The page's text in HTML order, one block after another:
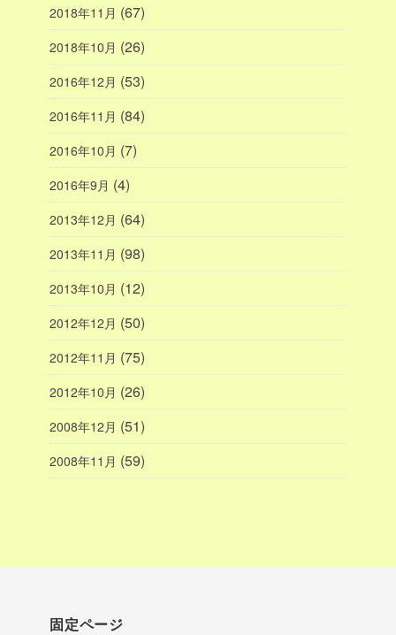
2018年11月 (67)
2018年10月 (26)
2016年12月 (53)
2016年11月 (84)
2016年10月 (7)
2016年9月 (4)
2013年12月 (64)
2013年11月 (98)
2013年10月 (12)
2012年12月 (50)
2012年11月 (75)
2012年10月 (26)
2008年12月 (51)
2008年11月 (59)
固定ページ